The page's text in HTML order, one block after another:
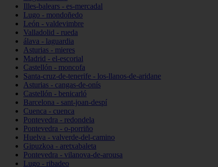
Illes-balears - es-mercadal
Lugo - mondoñedo
León - valdevimbre
Valladolid - rueda
álava - laguardia
Asturias - mieres
Madrid - el-escorial
Castellón - moncofa
Santa-cruz-de-tenerife - los-llanos-de-aridane
Asturias - cangas-de-onís
Castellón - benicarló
Barcelona - sant-joan-despí
Cuenca - cuenca
Pontevedra - redondela
Pontevedra - o-porriño
Huelva - valverde-del-camino
Gipuzkoa - aretxabaleta
Pontevedra - vilanova-de-arousa
Lugo - ribadeo